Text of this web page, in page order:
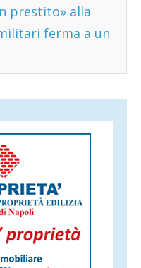
prestito» alla
ferma a un